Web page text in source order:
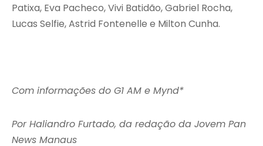
Patixa, Eva Pacheco, Vivi Batidão, Gabriel Rocha,
Lucas Selfie, Astrid Fontenelle e Milton Cunha.
Com informações do G1 AM e Mynd*
Por Haliandro Furtado, da redação da Jovem Pan
News Manaus